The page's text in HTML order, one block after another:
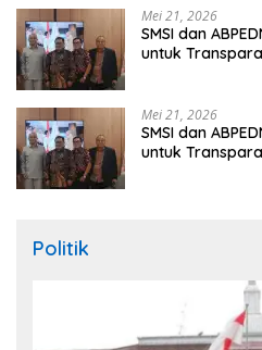
Mei 21, 2026
SMSI dan
untuk
Mei 21, 2026
SMSI dan
untuk
Politik